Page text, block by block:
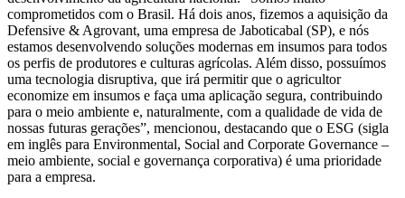
comprometidos com o Brasil. Há dois anos, fizemos a aquisição da
Defensive & Agrovant, uma empresa de Jaboticabal (SP), e nós
estamos desenvolvendo soluções modernas em insumos para todos
os perfis de produtores e culturas agrícolas. Além disso, possuímos
uma tecnologia disruptiva, que irá permitir que o agricultor
economize em insumos e faça uma aplicação segura, contribuindo
para o meio ambiente e, naturalmente, com a qualidade de vida de
nossas futuras gerações”, mencionou, destacando que o ESG (sigla
em inglês para Environmental, Social and Corporate Governance –
meio ambiente, social e governança corporativa) é uma prioridade
para a empresa.